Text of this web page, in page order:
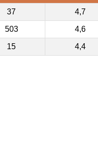
37 4,7
503 4,6
15 4,4